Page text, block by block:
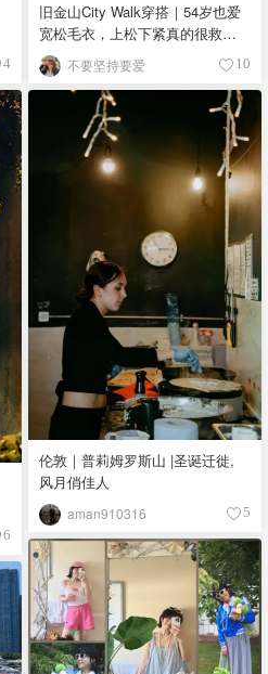
4
旧金山City Walk穿搭｜54岁也爱
宽松毛衣，上松下紧真的很救比
例
不要坚持要爱 10
6
伦敦｜普莉姆罗斯山 |圣诞迁徙,
风月俏佳人
aman910316 5